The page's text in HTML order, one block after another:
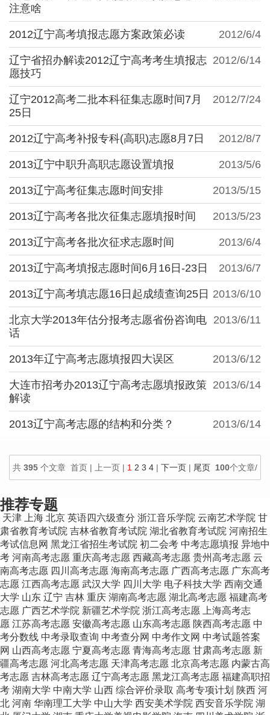
注意啥
2012/6/4
2012辽宁高考填报志愿方案政策必读
2012/6/14
辽宁省招办解读2012辽宁高考考生填报志
愿技巧
2012/7/24
辽宁2012高考二批本科征集志愿时间7月
25日
2012/8/7
2012辽宁高考补报专科(高职)志愿8月7日
2013/5/6
2013辽宁中职升高职志愿设置填报
2013/5/15
2013辽宁高考征集志愿时间安排
2013/5/23
2013辽宁高考各批次征集志愿填报时间
2013/6/4
2013辽宁高考各批次征求志愿时间
2013/6/7
2013辽宁高考填报志愿时间6月16日-23日
2013/6/10
2013辽宁高考填志愿16日起成绩查询25日
2013/6/11
北京大学2013年估分报考志愿省份咨询电
话
2013/6/12
2013年辽宁高考志愿填报四大误区
2013/6/14
大连市招考办2013辽宁高考志愿填报政策
解读
2013/6/14
2013辽宁高考志愿的结构和分类？
共 395 个文章 首页 | 上一页 | 1 2 3 4 | 下一页 | 尾页 100个文章/
推荐专题
天津 上海 北京 英语四六级查分 浙江音乐学院 云南艺术学院 甘
肃省教育考试院 吉林省教育考试院 湖北省教育考试院 河南招生
考试信息网 黑龙江省招生考试院 初二会考 中考志愿填报 异地中
考 河南高考志愿 重庆高考志愿 西藏高考志愿 贵州高考志愿 云
南高考志愿 四川高考志愿 海南高考志愿 广西高考志愿 广东高考
志愿 江西高考志愿 武汉大学 四川大学 电子科技大学 西南交通
大学 山东 辽宁 吉林 重庆 湖南高考志愿 湖北高考志愿 福建高考
志愿 广西艺术学院 新疆艺术学院 浙江高考志愿
上海高考志
愿 江苏高考志愿 安徽高考志愿 山东高考志愿 陕西高考志愿 中
考分数线 中考录取查询 中考查分网 中考作文网 中考试题答案
网 山西高考志愿 宁夏高考志愿 青海高考志愿 甘肃高考志愿 新
疆高考志愿 河北高考志愿 天津高考志愿 北京高考志愿 内蒙古高
考志愿 吉林高考志愿 辽宁高考志愿 黑龙江高考志愿 福建高职招
考 湖南大学 中南大学 山西 综合评价录取 高考专项计划 陕西 河
北 河南 华南理工大学 中山大学 西安美术学院 西安音乐学院 湖